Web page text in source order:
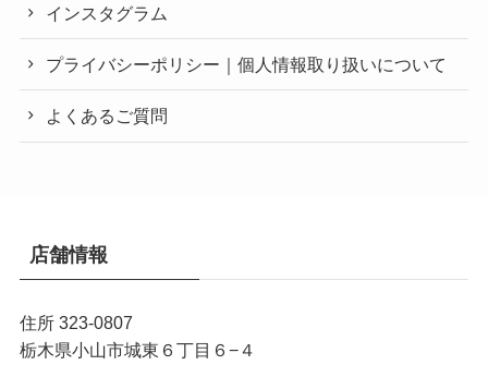
インスタグラム
プライバシーポリシー｜個人情報取り扱いについて
よくあるご質問
店舗情報
住所 323-0807
栃木県小山市城東６丁目６−４